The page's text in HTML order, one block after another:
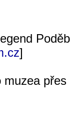
]